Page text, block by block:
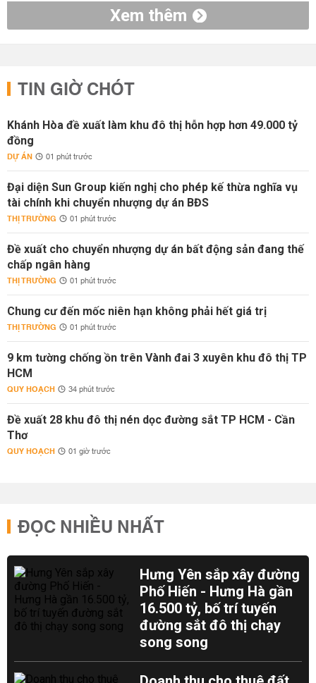
Xem thêm
TIN GIỜ CHÓT
Khánh Hòa đề xuất làm khu đô thị hỗn hợp hơn 49.000 tỷ
đồng
DỰ ÁN 01 phút trước
Đại diện Sun Group kiến nghị cho phép kế thừa nghĩa vụ
tài chính khi chuyển nhượng dự án BĐS
THỊ TRƯỜNG 01 phút trước
Đề xuất cho chuyển nhượng dự án bất động sản đang thế
chấp ngân hàng
THỊ TRƯỜNG 01 phút trước
Chung cư đến mốc niên hạn không phải hết giá trị
THỊ TRƯỜNG 01 phút trước
9 km tường chống ồn trên Vành đai 3 xuyên khu đô thị TP
HCM
QUY HOẠCH 34 phút trước
Đề xuất 28 khu đô thị nén dọc đường sắt TP HCM - Cần
Thơ
QUY HOẠCH 01 giờ trước
ĐỌC NHIỀU NHẤT
Hưng Yên sắp xây đường
Phố Hiến - Hưng Hà gần
16.500 tỷ, bố trí tuyến
đường sắt đô thị chạy
song song